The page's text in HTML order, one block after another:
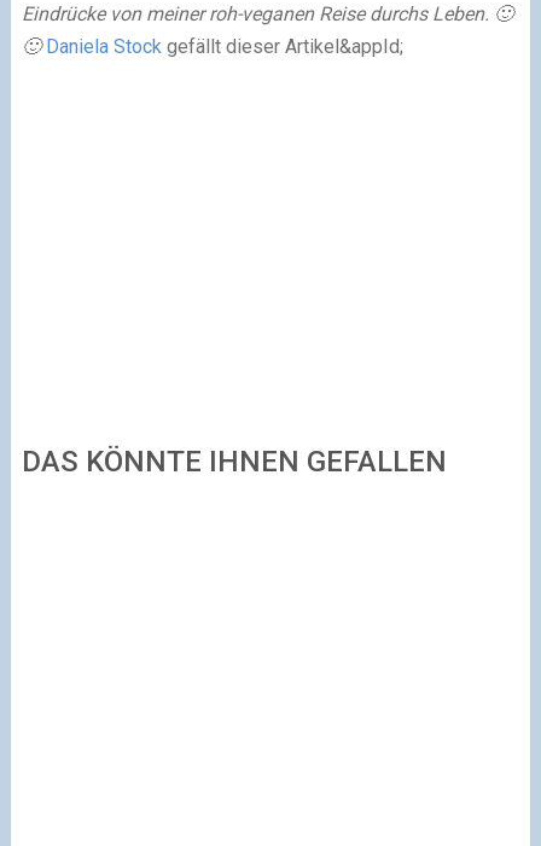
Eindrücke von meiner roh-veganen Reise durchs Leben. 🙂
🙂Daniela Stock gefällt dieser Artikel&appId;
DAS KÖNNTE IHNEN GEFALLEN